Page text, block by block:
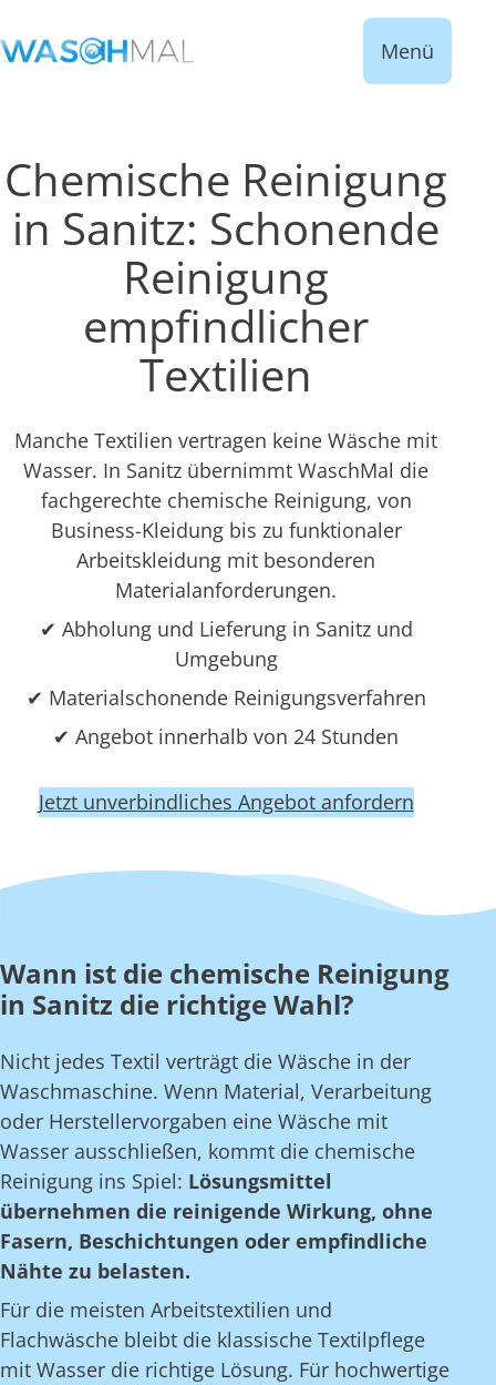
Menü
Chemische Reinigung
in Sanitz: Schonende
Reinigung
empfindlicher
Textilien
Manche Textilien vertragen keine Wäsche mit
Wasser. In Sanitz übernimmt WaschMal die
fachgerechte chemische Reinigung, von
Business-Kleidung bis zu funktionaler
Arbeitskleidung mit besonderen
Materialanforderungen.
✔ Abholung und Lieferung in Sanitz und
Umgebung
✔ Materialschonende Reinigungsverfahren
✔ Angebot innerhalb von 24 Stunden
Jetzt unverbindliches Angebot anfordern
Wann ist die chemische Reinigung
in Sanitz die richtige Wahl?
Nicht jedes Textil verträgt die Wäsche in der
Waschmaschine. Wenn Material, Verarbeitung
oder Herstellervorgaben eine Wäsche mit
Wasser ausschließen, kommt die chemische
Reinigung ins Spiel: Lösungsmittel
übernehmen die reinigende Wirkung, ohne
Fasern, Beschichtungen oder empfindliche
Nähte zu belasten.
Für die meisten Arbeitstextilien und
Flachwäsche bleibt die klassische Textilpflege
mit Wasser die richtige Lösung. Für hochwertige